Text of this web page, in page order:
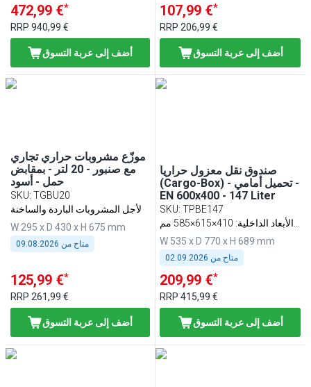
472,99 €*
RRP 940,99 €
أضف إلى عربة التسوق
107,99 €*
RRP206,99 €
أضف إلى عربة التسوق
موزّع مشروبات حراري تجاري
مع صنبور - 20 لتر - بمقابض
حمل - أسود
SKU: TGBU20
لأجل المشروبات الباردة والساخنة
W 295 x D 430 x H 675 mm
متاح من 09.08.2026
125,99 €*
RRP 261,99 €
أضف إلى عربة التسوق
صندوق نقل معزول حرارياً
(Cargo-Box) - تحميل أمامي -
EN 600x400 - 147 Liter
SKU:TPBE147
الأبعاد الداخلية: 410×615×585 مم
(عرض×عمق×ارتفاع)
W 535 x D 770 x H 689 mm
متاح من 02.09.2026
209,99 €*
RRP415,99 €
أضف إلى عربة التسوق